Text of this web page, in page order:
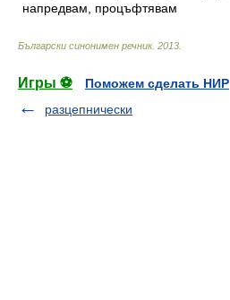
напредвам, процъфтявам
Български синонимен речник. 2013
Игры ⚽
Поможем сделать НИР
разцепнически